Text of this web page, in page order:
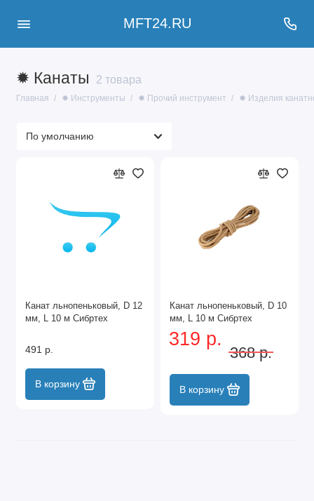
MFT24.RU
✹ Канаты 2 товара
Главная ✹ Инструменты ✹ Прочий инструмент ✹ Изделия
Канат льнопеньковый, D 12
мм, L 10 м Сибртех
491 р.
В корзину
Канат льнопеньковый, D 10
мм, L 10 м Сибртех
319 р.
368 р.
В корзину